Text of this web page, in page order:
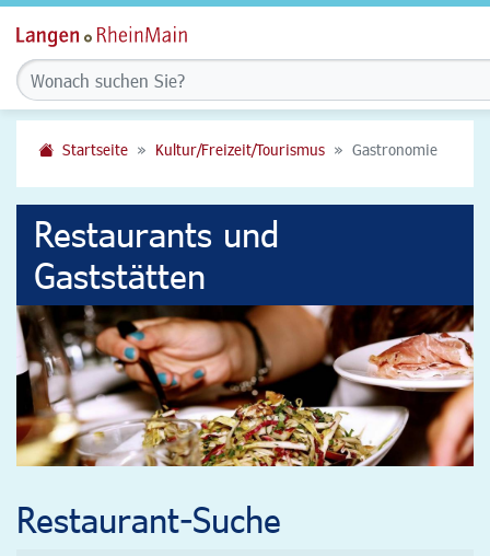
Startseite Kultur/Freizeit/Tourismus Gastronomie
Restaurants und
Gaststätten
Restaurant-Suche